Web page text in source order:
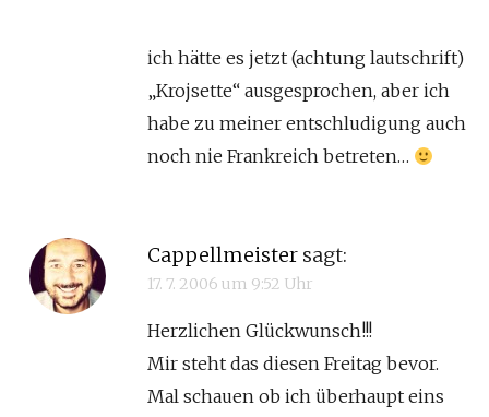
ich hätte es jetzt (achtung lautschrift)
„Krojsette“ ausgesprochen, aber ich
habe zu meiner entschludigung auch
noch nie Frankreich betreten…
Cappellmeister sagt:
17. 7. 2006 um 9:52 Uhr
Herzlichen Glückwunsch!!!
Mir steht das diesen Freitag bevor.
Mal schauen ob ich überhaupt eins